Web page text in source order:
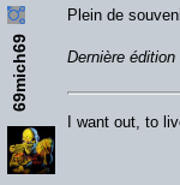
69mich69
Plein de
Dernière
I want out, to